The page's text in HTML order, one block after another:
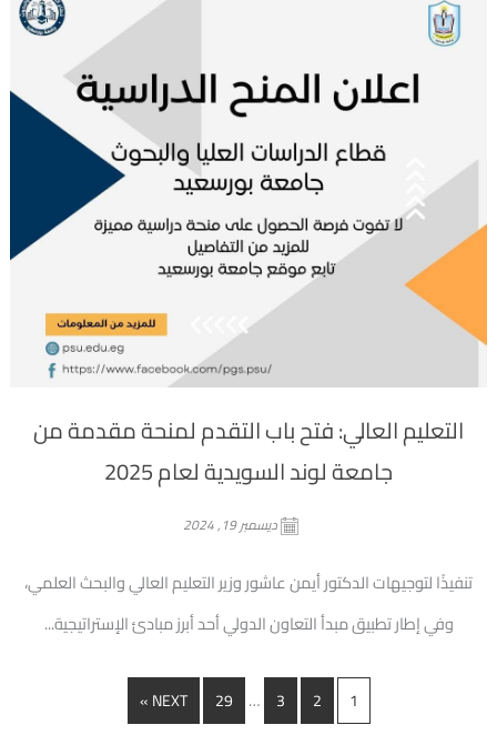
التعليم العالي: فتح باب التقدم لمنحة مقدمة من
جامعة لوند السويدية لعام 2025
ديسمبر 19, 2024
تنفيذًا لتوجيهات الدكتور أيمن عاشور وزير التعليم العالي والبحث العلمي،
وفي إطار تطبيق مبدأ التعاون الدولي أحد أبرز مبادئ الإستراتيجية...
1
2
3
…
29
NEXT »